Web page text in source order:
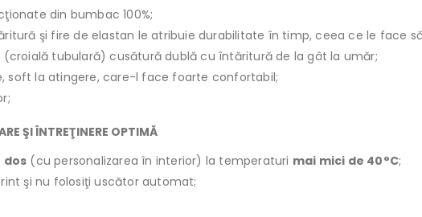
din bumbac 100%;
şi fire de elastan le atribuie durabilitate în timp, ceea ce le face
(croială tubulară) cusătură dublă cu întăritură de la gât la umăr;
soft la atingere, care-l face foarte confortabil;
ŞI ÎNTREŢINERE OPTIMĂ
dos (cu personalizarea în interior) la temperaturi mai mici de 40°C;
şi nu folosiţi uscător automat;